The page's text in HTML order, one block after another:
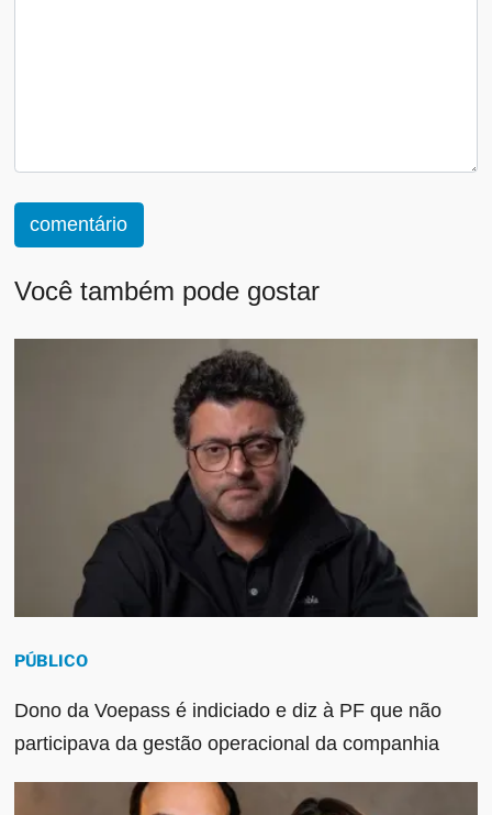
comentário
Você também pode gostar
PÚBLICO
Dono da Voepass é indiciado e diz à PF que não
participava da gestão operacional da companhia